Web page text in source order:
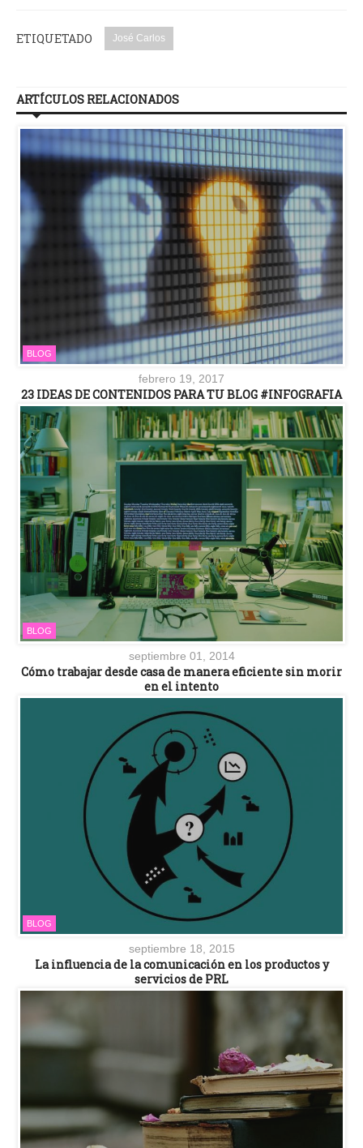
ETIQUETADO José Carlos
ARTÍCULOS RELACIONADOS
BLOG
febrero 19, 2017
23 IDEAS DE CONTENIDOS PARA TU BLOG #INFOGRAFIA
BLOG
septiembre 01, 2014
Cómo trabajar desde casa de manera eficiente sin morir
en el intento
BLOG
septiembre 18, 2015
La influencia de la comunicación en los productos y
servicios de PRL